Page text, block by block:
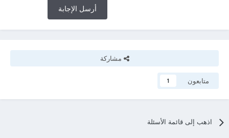
أرسل الإجابة
مشاركة
متابعون
اذهب إلى قائمة الأسئلة